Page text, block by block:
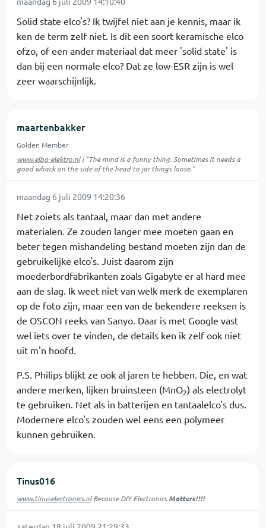
Solid state elco's? Ik twijfel niet aan je kennis, maar ik
ken de term zelf niet. Is dit een soort keramische elco
ofzo, of een ander materiaal dat meer 'solid state' is
dan bij een normale elco? Dat ze low-ESR zijn is wel
zeer waarschijnlijk.
maartenbakker
Golden Member
www.elba-elektro.nl| "The mind is a funny thing. Sometimes it needs a
good whack on the side of the head to jar things loose."
maandag 6 juli 2009 14:20:36
Net zoiets als tantaal, maar dan met andere
materialen. Ze zouden langer mee moeten gaan en
beter tegen mishandeling bestand moeten zijn dan de
gebruikelijke elco's. Juist daarom zijn
moederbordfabrikanten zoals Gigabyte er al hard mee
aan de slag. Ik weet niet van welk merk de exemplaren
op de foto zijn, maar een van de bekendere reeksen is
de OSCON reeks van Sanyo. Daar is met Google vast
wel iets over te vinden, de details ken ik zelf ook niet
uit m'n hoofd.
P.S. Philips blijkt ze ook al jaren te hebben. Die, en wat
andere merken, lijken bruinsteen (MnO2) als electrolyt
te gebruiken. Net als in batterijen en tantaalelco's dus.
Modernere elco's zouden wel eens een polymeer
kunnen gebruiken.
Tinus016
www.tinuselectronics.nlBecause DIY ElectronicsMatters!!!!